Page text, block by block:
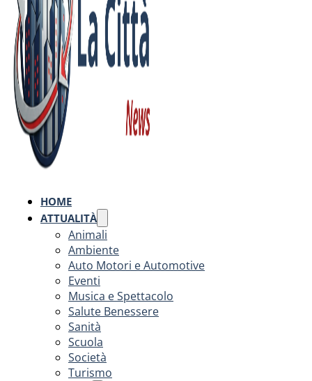
HOME
ATTUALITÀ
Animali
Ambiente
Auto Motori e Automotive
Eventi
Musica e Spettacolo
Salute Benessere
Sanità
Scuola
Società
Turismo